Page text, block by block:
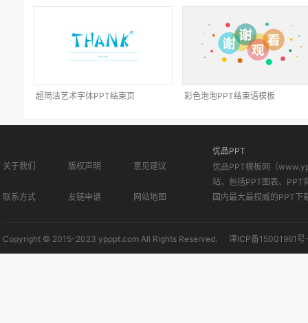
超简洁艺术字体PPT结束页 彩色泡泡PPT结束语模板
关于我们 版权声明 意见建议
联系方式 友链申请 网站地图
优品PPT
优品PPT模板网（
站。包括PPT图表、PPT
国内最大最权威的PPT下
Copyright © 2015-2023 ypppt.com All Rights Reserved. 津ICP备15001961号